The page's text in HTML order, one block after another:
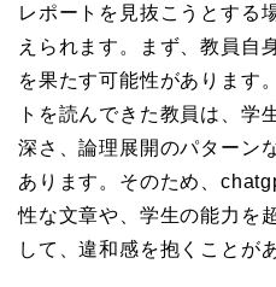
レポートを見抜こうとする
えられます。まず、教員自
を果たす可能性があります
トを読んできた教員は、学
深さ、論理展開のパターン
あります。そのため、
性な文章や、学生の能力を
して、違和感を抱くことが